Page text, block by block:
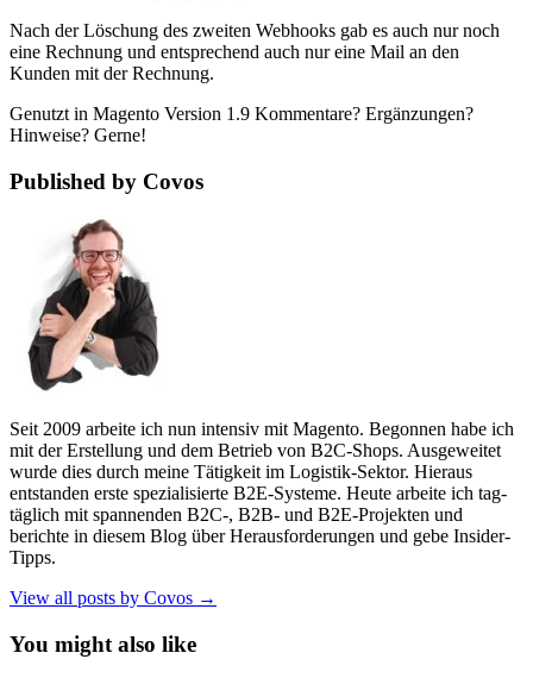
Nach der Löschung des zweiten Webhooks gab es auch nur noch
eine Rechnung und entsprechend auch nur eine Mail an den
Kunden mit der Rechnung.
Genutzt in Magento Version 1.9 Kommentare? Ergänzungen?
Hinweise? Gerne!
Published by Covos
Seit 2009 arbeite ich nun intensiv mit Magento. Begonnen habe ich
mit der Erstellung und dem Betrieb von B2C-Shops. Ausgeweitet
wurde dies durch meine Tätigkeit im Logistik-Sektor. Hieraus
entstanden erste spezialisierte B2E-Systeme. Heute arbeite ich tag-
täglich mit spannenden B2C-, B2B- und B2E-Projekten und
berichte in diesem Blog über Herausforderungen und gebe Insider-
Tipps.
View all posts by Covos →
You might also like